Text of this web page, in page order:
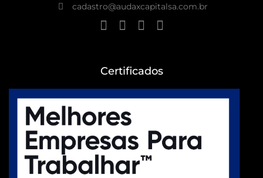
cadastro@audaxcapitalsa.com.br
Certificados